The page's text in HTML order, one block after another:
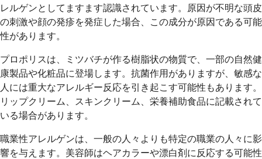
レルゲンとしてますます認識されています。原因が不明な頭皮
の刺激や顔の発疹を発症した場合、この成分が原因である可能
性があります。
プロポリスは、ミツバチが作る樹脂状の物質で、一部の自然健
康製品や化粧品に登場します。抗菌作用がありますが、敏感な
人には重大なアレルギー反応を引き起こす可能性もあります。
リップクリーム、スキンクリーム、栄養補助食品に記載されて
いる場合があります。
職業性アレルゲンは、一般の人々よりも特定の職業の人々に影
響を与えます。美容師はヘアカラーや漂白剤に反応する可能性